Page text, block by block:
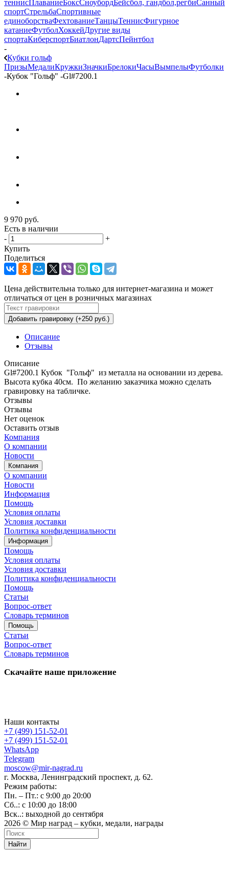
теннисПлаваниеБоксСноубордБейсбол, гандбол,регбиСанный
спортСтрельбаСпортивные
единоборстваФехтованиеТанцыТеннисФигурное
катаниеФутболХоккейДругие виды
спортаКиберспортБиатлонДартсПейнтбол
-
Кубки гольф
ПризыМедалиКружкиЗначкиБрелокиЧасыВымпелыФутболки
-Кубок "Гольф" -Gl#7200.1
9 970 руб.
Есть в наличии
-
+
Купить
Поделиться
Цена действительна только для интернет-магазина и может
отличаться от цен в розничных магазинах
Добавить гравировку (+250 руб.)
Описание
Отзывы
Описание
Gl#7200.1 Кубок "Гольф" из металла на основании из дерева.
Высота кубка 40см. По желанию заказчика можно сделать
гравировку на табличке.
Отзывы
Отзывы
Нет оценок
Оставить отзыв
Компания
О компании
Новости
Компания
О компании
Новости
Информация
Помощь
Условия оплаты
Условия доставки
Политика конфиденциальности
Информация
Помощь
Условия оплаты
Условия доставки
Политика конфиденциальности
Помощь
Статьи
Вопрос-ответ
Словарь терминов
Помощь
Статьи
Вопрос-ответ
Словарь терминов
Скачайте наше приложение
Наши контакты
+7 (499) 151-52-01
+7 (499) 151-52-01
WhatsApp
Telegram
moscow@mir-nagrad.ru
г. Москва, Ленинградский проспект, д. 62.
Режим работы:
Пн. – Пт.: с 9:00 до 20:00
Сб..: с 10:00 до 18:00
Вск..: выходной до сентября
2026 © Мир наград – кубки, медали, награды
Найти